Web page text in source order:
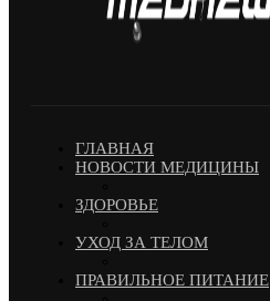
ГЛАВНАЯ
НОВОСТИ МЕДИЦИНЫ
ЗДОРОВЬЕ
УХОД ЗА ТЕЛОМ
ПРАВИЛЬНОЕ ПИТАНИЕ